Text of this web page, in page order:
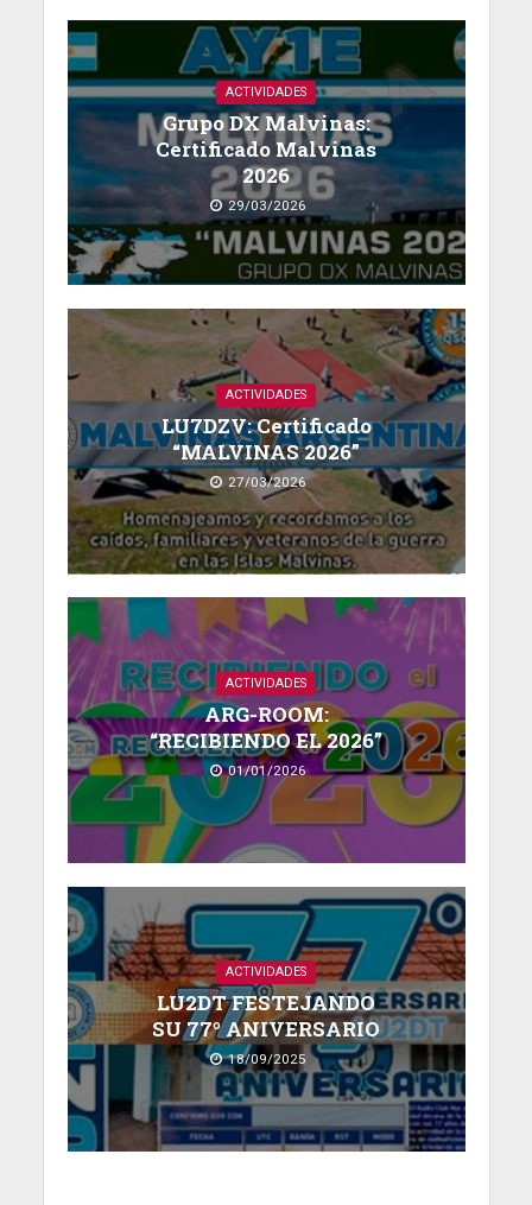
ACTIVIDADES
Grupo DX Malvinas:
Certificado Malvinas
2026
29/03/2026
ACTIVIDADES
LU7DZV: Certificado
“MALVINAS 2026”
27/03/2026
ACTIVIDADES
ARG-ROOM:
“RECIBIENDO EL 2026”
01/01/2026
ACTIVIDADES
LU2DT FESTEJANDO
SU 77º ANIVERSARIO
18/09/2025